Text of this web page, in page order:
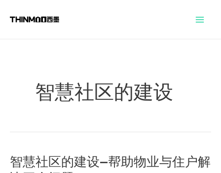
智慧社区的建设
智慧社区的建设—帮助物业与住户解
智